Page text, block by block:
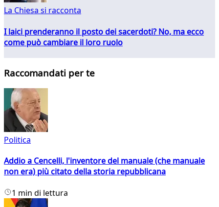
La Chiesa si racconta
I laici prenderanno il posto dei sacerdoti? No, ma ecco
come può cambiare il loro ruolo
Raccomandati per te
Politica
Addio a Cencelli, l'inventore del manuale (che manuale
non era) più citato della storia repubblicana
1 min di lettura